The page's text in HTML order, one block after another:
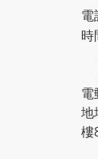
電
時
地
樓